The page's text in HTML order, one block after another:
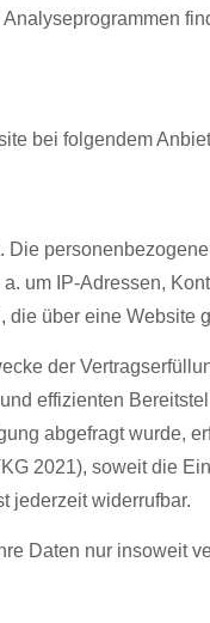
bei folgendem
Die
um IP-Adressen,
die über eine Website
der
effizienten
abgefragt wurde,
2021), soweit die
jederzeit widerrufbar.
Daten nur insoweit